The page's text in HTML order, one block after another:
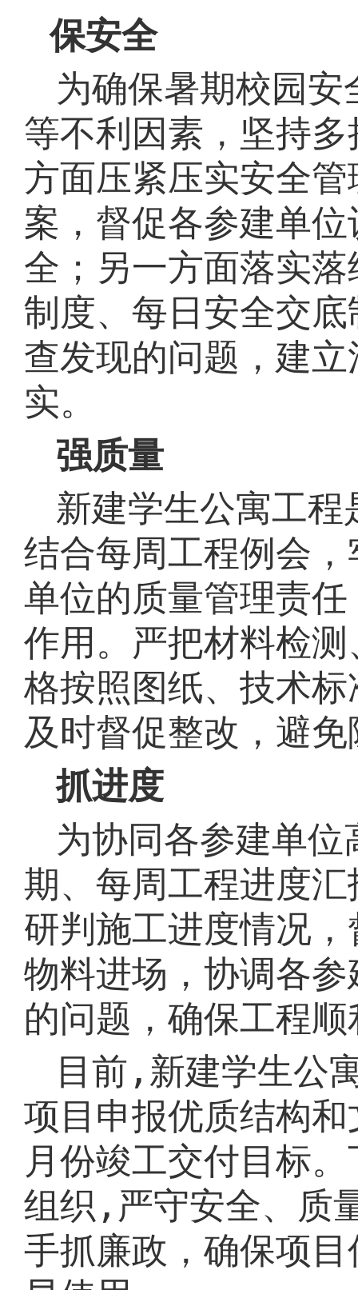
保安全
为确保暑期校园
等不利因素，坚持
方面压紧压实安全
案，督促各参建单
全；另一方面落实
制度、每日安全交
查发现的问题，建
实。
强质量
新建学生公寓工
结合每周工程例会
单位的质量管理责任
作用 。严把材料检
格按照图纸、技术
及时督促整改，避
抓进度
为协同各参建单
期、每周工程进度
研判施工进度情况
物料进场，协调各
的问题，确保工程
目前 , 新建学生公
项目申报优质结构
月份竣工交付目标
组织 , 严守安全、质
手抓廉政，确保项